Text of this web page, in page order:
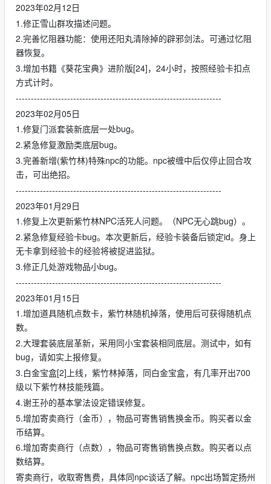
2023年02月12日
1.修正雪山群攻描述问题。
2.完善忆阻器功能：使用还阳丸清除掉的辟邪剑法。可通过忆阻
器恢复。
3.增加书籍《葵花宝典》进阶版[24]，24小时，按照经验卡扣点
方式计时。
--------------------------------------------------------------------
2023年02月05日
1.修复门派套装新底层一处bug。
2.紧急修复激励类底层bug。
3.完善新增(紫竹林)特殊npc的功能。npc被缠中后仅停止回合攻
击，可出绝招。
--------------------------------------------------------------------
2023年01月29日
1.修复上次更新紫竹林NPC活死人问题。（NPC无心跳bug）。
2.紧急修复经验卡bug。本次更新后，经验卡装备后锁定id。身上
无卡拿到经验卡的经验将被捉进监狱。
3.修正几处游戏物品小bug。
--------------------------------------------------------------------
2023年01月15日
1.增加道具随机点数卡，紫竹林随机掉落，使用后可获得随机点
数。
2.大理套装底层革新，采用同小宝套装相同底层。测试中，如有
bug，请如实上报修复。
3.白金宝盒[2]上线，紫竹林掉落，同白金宝盒，有几率开出700
级以下紫竹林技能残篇。
4.谢王孙的基本掌法设定错误修复。
5.增加寄卖商行（金币），物品可寄售销售换金币。购买者以金
币结算。
6.增加寄卖商行（点数），物品可寄售销售换点数。购买者以点
数结算。
寄卖商行，收取寄售费，具体同npc谈话了解。npc出场暂定扬州